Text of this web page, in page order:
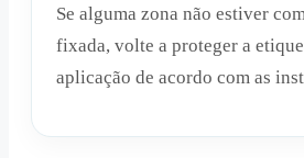
Se alguma zona não estiver
fixada, volte a proteger a
aplicação de acordo com as